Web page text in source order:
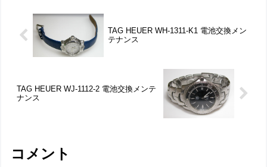
TAG HEUER WH-1311-K1 電池交換メン
テナンス
TAG HEUER WJ-1112-2 電池交換メンテ
ナンス
コメント